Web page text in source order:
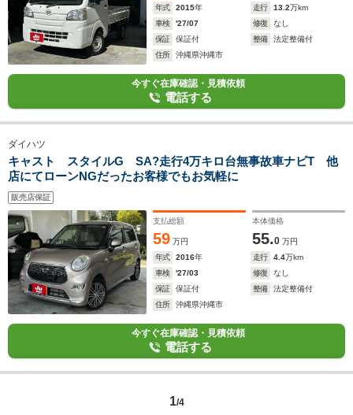
年式
2015年 走行 13.2万km
車検
'27/07 修復
なし
保証
保証付 整備
法定整備付
住所
沖縄県沖縄市
今すぐ在庫確認・見積依頼
電話する
ダイハツ
キャスト スタイルG SA?走行4万キロ台無事故車ナビT 他
店にてローンNGだったお客様でもお気軽に
販売店保証
支払総額
59 万円
本体価格
55.0 万円
年式
2016年 走行 4.4万km
車検
'27/03 修復
なし
保証
保証付 整備
法定整備付
住所
沖縄県沖縄市
今すぐ在庫確認・見積依頼
電話する
1/4